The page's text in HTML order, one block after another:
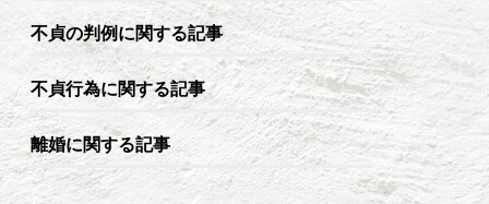
不貞の判例に関する記事
不貞行為に関する記事
離婚に関する記事